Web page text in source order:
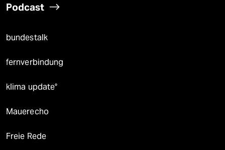
Podcast
bundestalk
fernverbindung
klima update°
Mauerecho
Freie Rede